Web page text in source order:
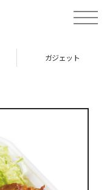
toggle
ガジェット